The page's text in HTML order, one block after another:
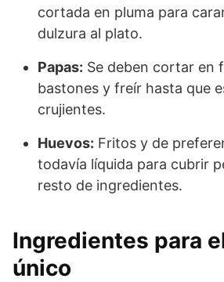
cortada en pluma para
dulzura al plato.
Papas: Se deben cortar en
bastones y freír hasta que
crujientes.
Huevos: Fritos y de
todavía líquida para cubrir
resto de ingredientes.
Ingredientes para
único